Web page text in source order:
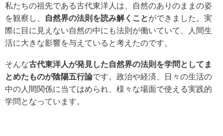
私たちの祖先である古代東洋人は、自然のありのままの姿
を観察し、
自然界の法則を読み解くことができました。実
際に目に見えない自然の中にも法則が働いていて、人間生
活に大きな影響を与えていると考えたのです。
そんな古代東洋人が発見した自然界の法則を学問としてま
とめたものが陰陽五行論です。政治や経済、日々の生活の
中の人間関係に当てはめられ、様々な場面で使える実践的
学問となっています。